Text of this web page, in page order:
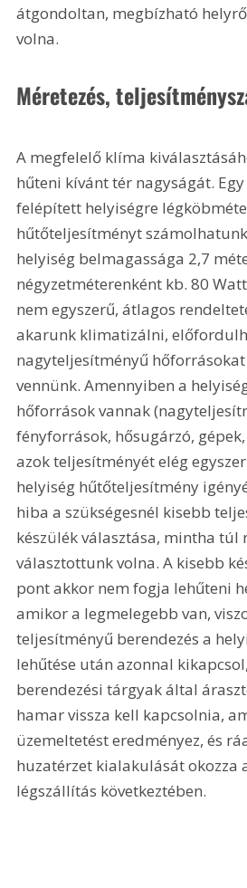
átgondoltan, megbízható
volna.
Méretezés,
A megfelelő klíma
hűteni kívánt tér nagyságát.
felépített helyiségre
hűtőteljesítményt
helyiség belmagassága 2,7
négyzetméterenként kb. 80
nem egyszerű, átlagos
akarunk klimatizálni,
nagyteljesítményű
vennünk. Amennyiben a
hőforrások vannak
fényforrások, hősugárzó,
azok teljesítményét elég
helyiség hűtőteljesítmény
hiba a szükségesnél kisebb
készülék választása, mintha
választottunk volna. A kisebb
pont akkor nem fogja lehűteni
amikor a legmelegebb van,
teljesítményű berendezés a
lehűtése után azonnal
berendezési tárgyak által
hamar vissza kell kapcsolnia,
üzemeltetést eredményez, és
huzatérzet kialakulását okozza
légszállítás következtében.